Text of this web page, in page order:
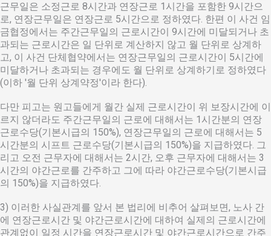
근무일은 소정근로 8시간과 연장근로 1시간을 포함한 9시간으
로, 연장근무일은 연장근로 5시간으로 정하였다. 한편 이 사건 임
금협정에서는 주간근무일의 근로시간이 9시간에 미달되거나 초
과되는 근로시간은 일 단위로 계산하지 않고 월 단위로 상계하
고, 이 사건 단체협약에서는 연장근무일의 근로시간이 5시간에
미달하거나 초과되는 경우에도 월 단위로 상계하기로 정하였다
(이하 '월 단위 상계약정'이라 한다).
다만 피고는 원고들에게 월간 실제 근로시간이 위 보장시간에 이
르지 않더라도 주간근무일의 근로에 대해서는 1시간분의 연장
근로수당(기본시급의 150%), 연장근무일의 근로에 대해서는 5
시간분의 시프트 근로수당(기본시급의 150%)을 지급하였다. 그
리고 오전 근무자에 대해서는 2시간, 오후 근무자에 대해서는 3
시간의 야간근로를 간주하고 그에 따라 야간근로수당(기본시급
의 150%)을 지급하였다.
3) 이러한 사실관계를 앞서 본 법리에 비추어 살펴보면, 노사 간
에 연장근로시간 및 야간근로시간에 대하여 실제의 근로시간에
관계없이 일정 시간을 연장근로시간 및 야간근로시간으로 간주